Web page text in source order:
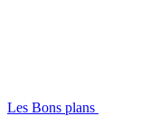
Les Bons plans